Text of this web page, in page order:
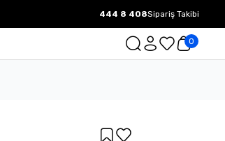
1000 TL ve üzeri Ücretsiz Kargo.
444 8 408Sipariş Takibi
0